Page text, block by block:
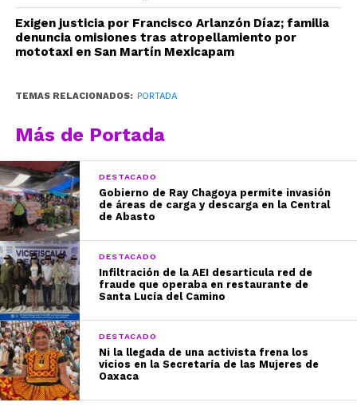
Exigen justicia por Francisco Arlanzón Díaz; familia
denuncia omisiones tras atropellamiento por
mototaxi en San Martín Mexicapam
TEMAS RELACIONADOS: PORTADA
Más de Portada
DESTACADO
Gobierno de Ray Chagoya permite invasión
de áreas de carga y descarga en la Central
de Abasto
DESTACADO
Infiltración de la AEI desarticula red de
fraude que operaba en restaurante de
Santa Lucía del Camino
DESTACADO
Ni la llegada de una activista frena los
vicios en la Secretaría de las Mujeres de
Oaxaca